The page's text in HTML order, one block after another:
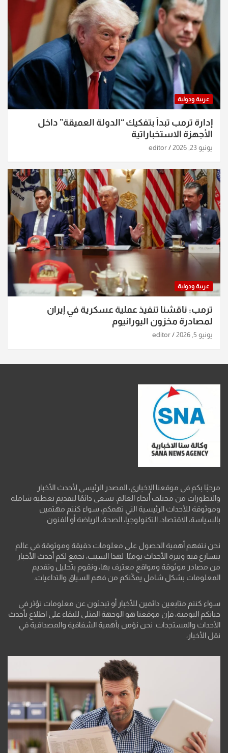
عربية ودولية
إدارة ترمب تبدأ بتفكيك “الدولة العميقة” داخل
الأجهزة الاستخباراتية
يونيو 23, 2026 editor
عربية ودولية
ترمب: ناقشنا تنفيذ عملية عسكرية في إيران
لمصادرة مخزون اليورانيوم
يونيو 5, 2026 editor
مرحبًا بكم في موقعنا الإخباري، المصدر الرئيسي لأحدث الأخبار
والتطورات من مختلف أنحاء العالم. نسعى دائمًا لتقديم تغطية شاملة
وموثوقة للأحداث الرئيسية التي تهمكم، سواء كنتم مهتمين
بالسياسة، الاقتصاد، التكنولوجيا، الصحة، الرياضة أو الفنون.
نحن نتفهم أهمية الحصول على معلومات دقيقة وموثوقة في عالم
يتسارع فيه وتيرة الأحداث يوميًا. لهذا السبب، نجمع لكم أحدث الأخبار
من مصادر موثوقة ومواقع معترف بها، ونقوم بتحليل وتقديم
المعلومات بشكل شامل يمكّنكم من فهم السياق والتداعيات.
سواء كنتم متابعين دائمين للأخبار أو تبحثون عن معلومات تؤثر في
حياتكم اليومية، فإن موقعنا هو الوجهة المثلى للبقاء على اطلاع بأحدث
الأحداث والمستجدات. نحن نؤمن بأهمية الشفافية والمصداقية في
نقل الأخبار،